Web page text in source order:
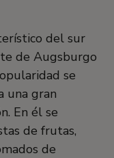
del sur
de Augsburgo
se
una gran
En él se
de frutas,
de